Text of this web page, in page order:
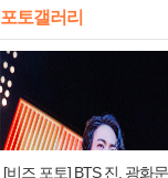
포토갤러리
[비즈 포토] BTS 진, 광화